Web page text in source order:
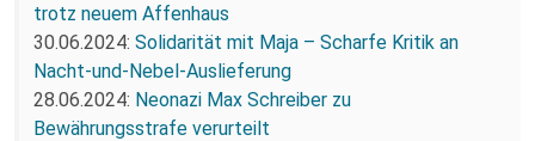
trotz neuem Affenhaus
30.06.2024: Solidarität mit Maja – Scharfe Kritik an
Nacht-und-Nebel-Auslieferung
28.06.2024: Neonazi Max Schreiber zu
Bewährungsstrafe verurteilt